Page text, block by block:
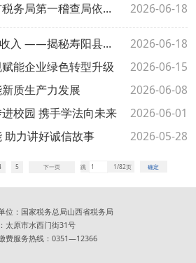
国家税务总局晋中市税务局第一稽查局依法查处寿阳县鑫恒安加油站偷税案件
2026-06-18
二维码背后的“隐形”收入 ——揭秘寿阳县鑫恒安加油站有限公司偷税案件
2026-06-18
能企业绿色转型升级
2026-06-15
质生产力发展
2026-06-08
校园 携手学法向未来
2026-06-01
助力讲好诚信故事
2026-05-28
5 下一页 跳 1/82页 确定
位：国家税务总局山西省税务局
太原市水西门街31号
费服务热线：0351—12366